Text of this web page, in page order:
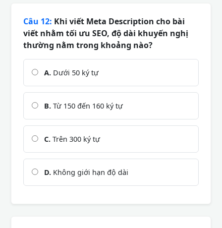
Câu 12: Khi viết Meta Description cho bài
viết nhằm tối ưu SEO, độ dài khuyến nghị
thường nằm trong khoảng nào?
A. Dưới 50 ký tự
B. Từ 150 đến 160 ký tự
C. Trên 300 ký tự
D. Không giới hạn độ dài